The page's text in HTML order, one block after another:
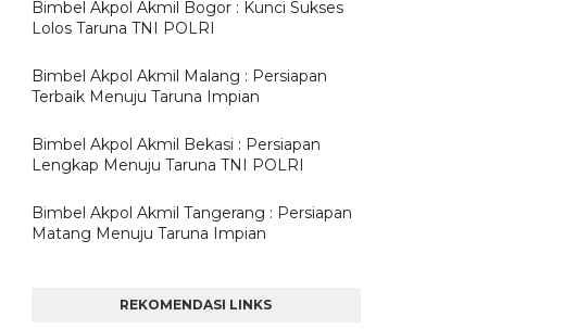
Bimbel Akpol Akmil Bogor : Kunci Sukses
Lolos Taruna TNI POLRI
Bimbel Akpol Akmil Malang : Persiapan
Terbaik Menuju Taruna Impian
Bimbel Akpol Akmil Bekasi : Persiapan
Lengkap Menuju Taruna TNI POLRI
Bimbel Akpol Akmil Tangerang : Persiapan
Matang Menuju Taruna Impian
REKOMENDASI LINKS